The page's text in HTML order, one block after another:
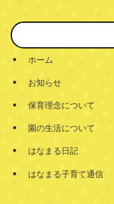
ホーム
お知らせ
保育理念について
園の生活について
はなまる日記
はなまる子育て通信